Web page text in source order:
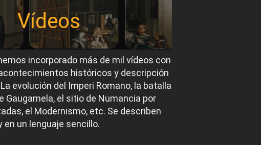
Vídeos
incorporado más de mil vídeos con
históricos y descripción
evolución del Imperi Romano, la batalla
Gaugamela, el sitio de Numancia por
el Modernismo, etc. Se describen
en un lenguaje sencillo.